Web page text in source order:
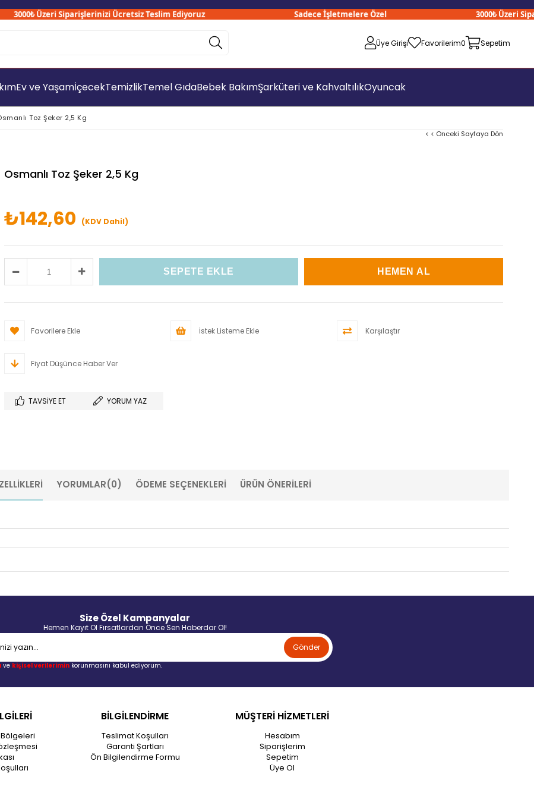
3000₺ Üzeri Siparişlerinizi Ücretsiz Teslim Ediyoruz Sadece İşletmelere Özel 3000₺ Üzeri
Üye Girişi Favorilerim0 Sepetim
Ev ve YaşamİçecekTemizlikTemel GıdaBebek BakımŞarküteri ve KahvaltılıkOyuncak
Toz Şeker 2,5 Kg
< < Önceki Sayfaya Dön
Osmanlı Toz Şeker 2,5 Kg
₺142,60 (KDV Dahil)
Favorilere Ekle İstek Listeme Ekle Karşılaştır
Fiyat Düşünce Haber Ver
TAVSIYE ET YORUM YAZ
YORUMLAR(0) ÖDEME SEÇENEKLERI ÜRÜN ÖNERILERI
Size Özel Kampanyalar
Hemen Kayıt Ol Fırsatlardan Önce Sen Haberdar Ol!
Gönder
ve kişisel verileriminkorunmasını kabul ediyorum.
BİLGİLENDİRME
Teslimat Koşulları
Garanti Şartları
Ön Bilgilendirme Formu
MÜŞTERİ HİZMETLERİ
Hesabım
Siparişlerim
Sepetim
Üye Ol